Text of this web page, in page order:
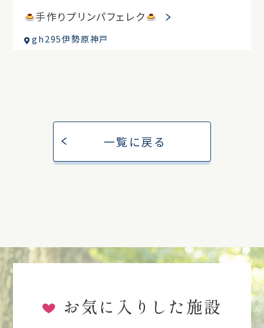
手作りプリンパフェレク
gh295伊勢原神戸
一覧に戻る
お気に入りした施設